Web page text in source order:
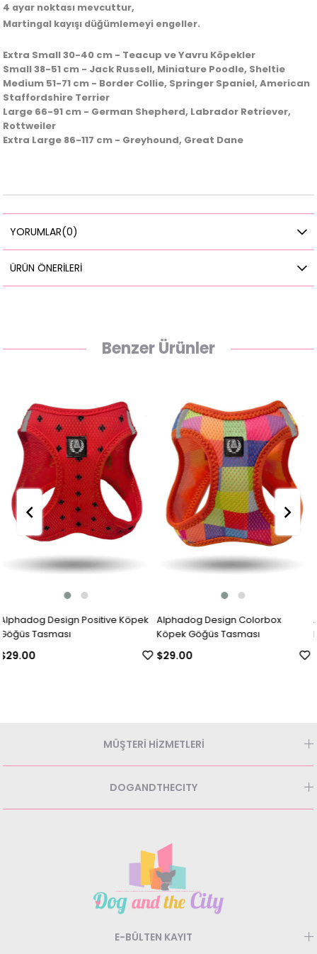
4 ayar noktası mevcuttur,
Martingal kayışı düğümlemeyi engeller.
Extra Small30-40 cm - Teacup ve Yavru Köpekler
Small38-51 cm - Jack Russell, Miniature Poodle, Sheltie
Medium 51-71 cm - Border Collie, Springer Spaniel, American
Staffordshire Terrier
Large 66-91 cm - German Shepherd, Labrador Retriever,
Rottweiler
Extra Large 86-117 cm - Greyhound, Great Dane
YORUMLAR(0)
ÜRÜN ÖNERILERI
Benzer Ürünler
Alphadog Design Colorbox
Köpek Göğüs Tasması
$29.00
Alphadog Design Pink Heart
Köpek Göğüs Tasması
$21.00
MÜŞTERİ HİZMETLERİ
DOGANDTHECITY
E-BÜLTEN KAYIT